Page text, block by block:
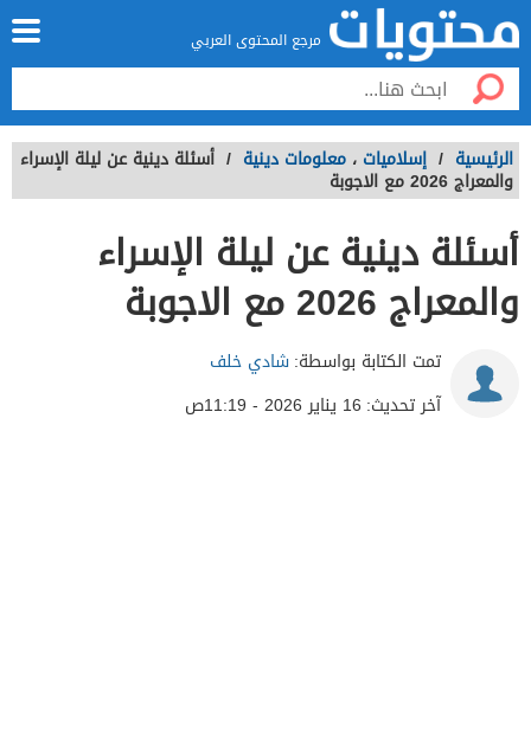
مرجع المحتوى العربي
الرئيسية / إسلاميات ، معلومات دينية / أسئلة دينية عن ليلة الإسراء
والمعراج 2026 مع الاجوبة
أسئلة دينية عن ليلة الإسراء
والمعراج 2026 مع الاجوبة
تمت الكتابة بواسطة:شادي خلف
آخر تحديث: 16 يناير 2026 - 11:19ص